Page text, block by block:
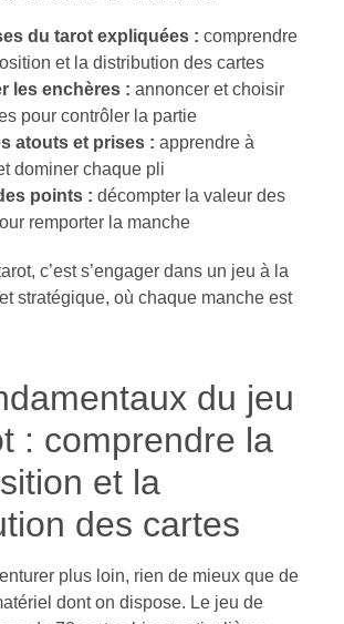
du tarot expliquées : comprendre
et la distribution des cartes
les enchères : annoncer et choisir
pour contrôler la partie
atouts et prises : apprendre à
dominer chaque pli
points : décompter la valeur des
remporter la manche
c’est s’engager dans un jeu à la
stratégique, où chaque manche est
du jeu
: comprendre la
et la
des cartes
plus loin, rien de mieux que de
dont on dispose. Le jeu de